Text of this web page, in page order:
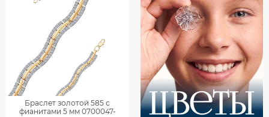
Браслет золотой 585 с
фианитами 5 мм 0700047-